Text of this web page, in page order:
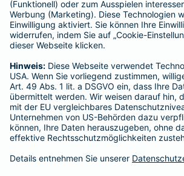
Haftpflichtversicherung
Hausratversicherung
Adresse ändern
Schaden melden
Kilometerstandsmeldung
Serviceübersicht